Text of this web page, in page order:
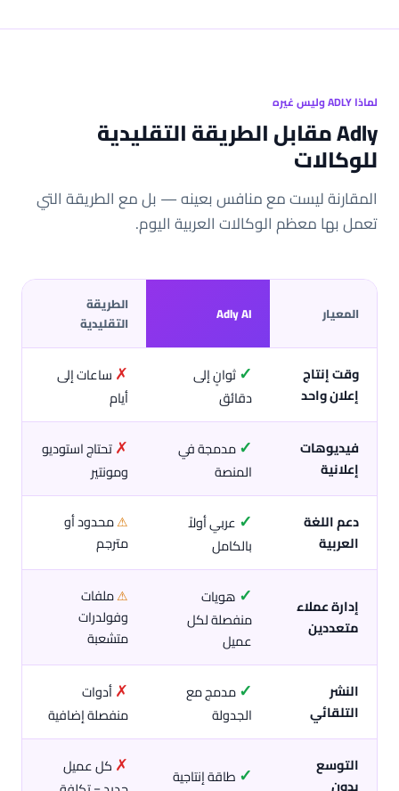
لماذا ADLY وليس غيره
Adly مقابل الطريقة التقليدية
للوكالات
المقارنة ليست مع منافس بعينه — بل مع الطريقة التي
تعمل بها معظم الوكالات العربية اليوم.
المعيار Adly AI
الطريقة
التقليدية
وقت إنتاج
إعلان واحد
✓ثوانٍ إلى
دقائق
✗ ساعات إلى
أيام
فيديوهات
إعلانية
✓مدمجة في
المنصة
✗تحتاج استوديو
ومونتير
دعم اللغة
العربية
✓ عربي أولاً
بالكامل
⚠محدود أو
مترجم
إدارة عملاء
متعددين
✓ هويات
منفصلة لكل
عميل
⚠ملفات
وفولدرات
متشعبة
النشر
التلقائي
✓مدمج مع
الجدولة
✗أدوات
منفصلة إضافية
التوسع
بدون
✓ طاقة إنتاجية
✗ كل عميل